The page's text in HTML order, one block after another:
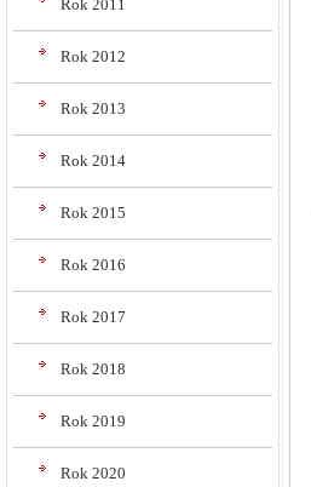
Rok 2011
Rok 2012
Rok 2013
Rok 2014
Rok 2015
Rok 2016
Rok 2017
Rok 2018
Rok 2019
Rok 2020